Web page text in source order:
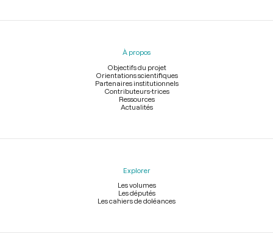
Menu
À propos
Objectifs du projet
Orientations scientifiques
Partenaires institutionnels
Contributeurs-trices
Ressources
Actualités
Explorer
Les volumes
Les députés
Les cahiers de doléances